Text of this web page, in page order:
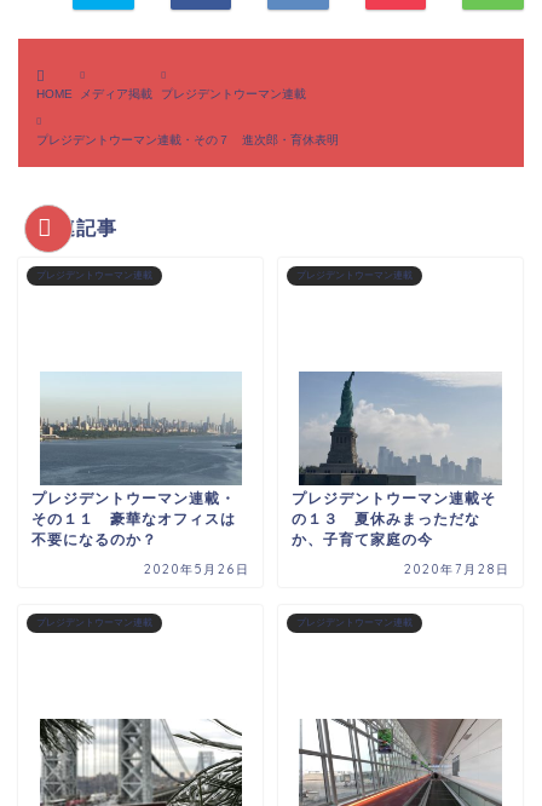
HOME メディア掲載 プレジデントウーマン連載
プレジデントウーマン連載・その７ 進次郎・育休表明
関連記事
プレジデントウーマン連載
プレジデントウーマン連載・
その１１ 豪華なオフィスは
不要になるのか？
2020年5月26日
プレジデントウーマン連載
プレジデントウーマン連載そ
の１３ 夏休みまっただな
か、子育て家庭の今
2020年7月28日
プレジデントウーマン連載 プレジデントウーマン連載